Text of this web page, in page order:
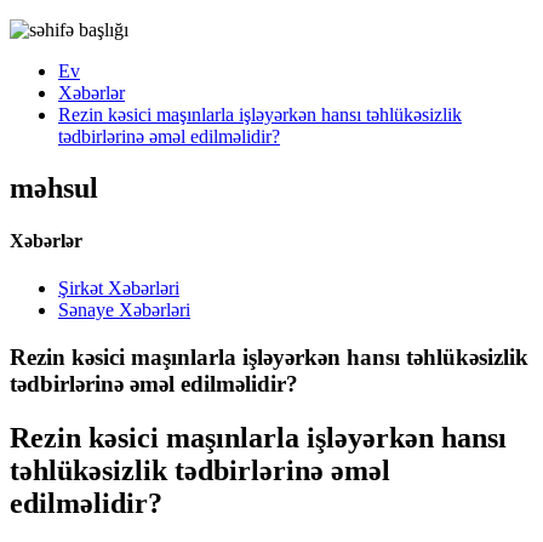
Ev
Xəbərlər
Rezin kəsici maşınlarla işləyərkən hansı təhlükəsizlik
tədbirlərinə əməl edilməlidir?
məhsul
Xəbərlər
Şirkət Xəbərləri
Sənaye Xəbərləri
Rezin kəsici maşınlarla işləyərkən hansı təhlükəsizlik
tədbirlərinə əməl edilməlidir?
Rezin kəsici maşınlarla işləyərkən hansı
təhlükəsizlik tədbirlərinə əməl
edilməlidir?